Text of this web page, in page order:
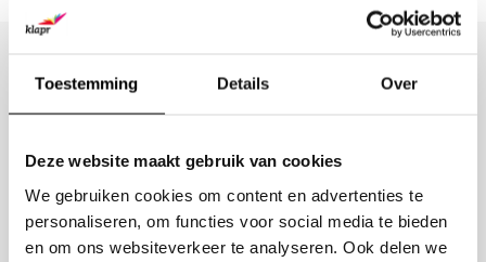
Toestemming Details Over
Deze website maakt gebruik van cookies
We gebruiken cookies om content en advertenties te
personaliseren, om functies voor social media te bieden
en om ons websiteverkeer te analyseren. Ook delen we
Bestelt u 10 stuks of meer? Vraag
Vul de aantallen in en wij sturen u binnen 1 werkdag een offerte
PRODUCT